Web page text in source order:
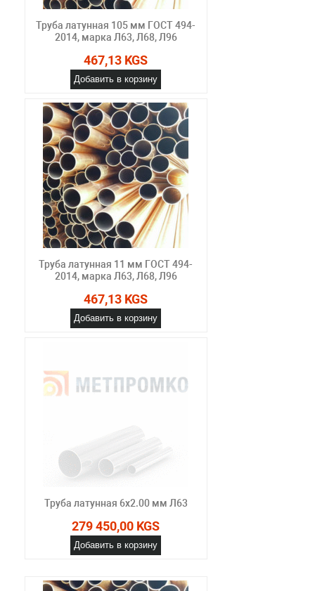
Труба латунная 105 мм ГОСТ 494-
2014, марка Л63, Л68, Л96
467,13 KGS
Добавить в корзину
Труба латунная 11 мм ГОСТ 494-
2014, марка Л63, Л68, Л96
467,13 KGS
Добавить в корзину
Труба латунная 6х2.00 мм Л63
279 450,00 KGS
Добавить в корзину